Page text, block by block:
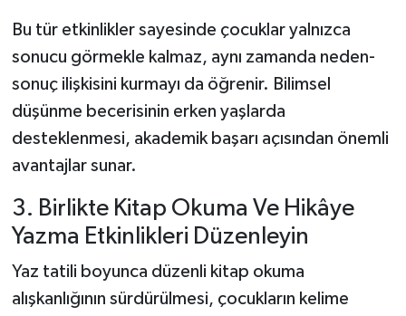
Bu tür etkinlikler sayesinde çocuklar yalnızca
sonucu görmekle kalmaz, aynı zamanda neden-
sonuç ilişkisini kurmayı da öğrenir. Bilimsel
düşünme becerisinin erken yaşlarda
desteklenmesi, akademik başarı açısından önemli
avantajlar sunar.
3. Birlikte Kitap Okuma Ve Hikâye
Yazma Etkinlikleri Düzenleyin
Yaz tatili boyunca düzenli kitap okuma
alışkanlığının sürdürülmesi, çocukların kelime